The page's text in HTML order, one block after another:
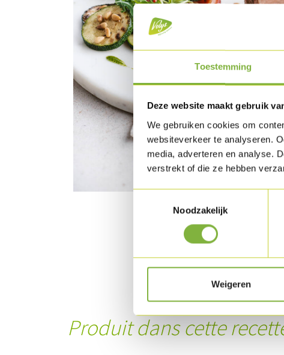
Toestemming
Deze website maakt gebruik
We gebruiken cookies om
websiteverkeer te analyseren.
media, adverteren en analyse.
verstrekt of die ze hebben
Noodzakelijk
Weigeren
Produit dans cette